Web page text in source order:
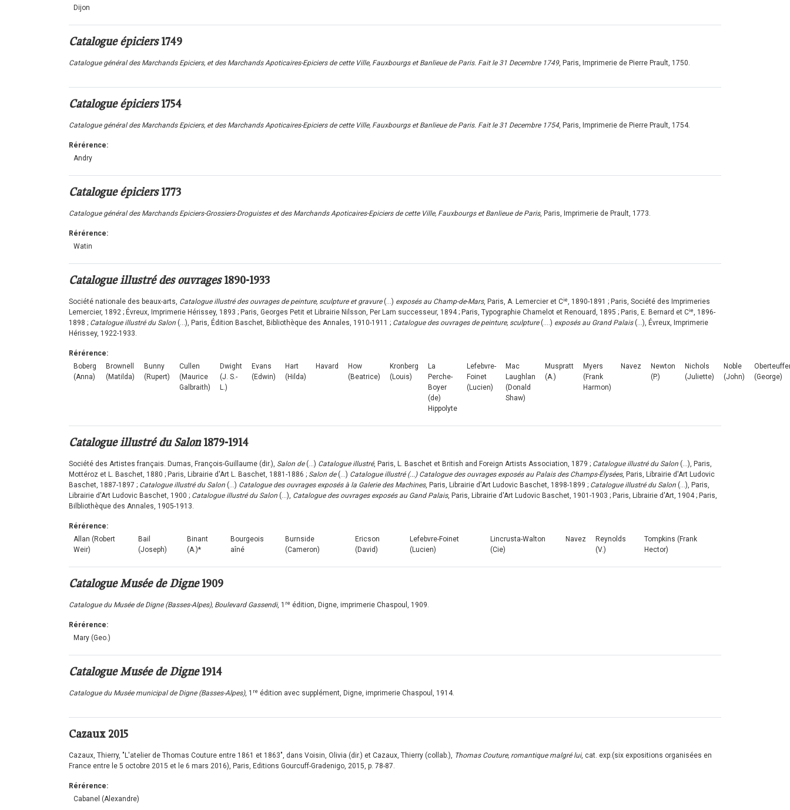
Dijon
Catalogue épiciers1749
Catalogue général des Marchands Epiciers, et des Marchands Apoticaires-Epiciers de cette Ville, Fauxbourgs et Banlieue de Paris. Fait le 31 Decembre 1749, Paris, Imprimerie de Pierre Prault, 1750.
Catalogue épiciers1754
Catalogue général des Marchands Epiciers, et des Marchands Apoticaires-Epiciers de cette Ville, Fauxbourgs et Banlieue de Paris. Fait le 31 Decembre 1754, Paris, Imprimerie de Pierre Prault, 1754.
Rérérence:
Andry
Catalogue épiciers1773
Catalogue général des Marchands Epiciers-Grossiers-Droguistes et des Marchands Apoticaires-Epiciers de cette Ville, Fauxbourgs et Banlieue de Paris, Paris, Imprimerie de Prault, 1773.
Rérérence:
Watin
Catalogue illustré des ouvrages1890-1933
Société nationale des beaux-arts, Catalogue illustré des ouvrages de peinture, sculpture et gravure (...) exposés au Champ-de-Mars, Paris, A. Lemercier et Cie, 1890-1891 ; Paris, Société des Imprimeries
Lemercier, 1892 ; Évreux, Imprimerie Hérissey, 1893 ; Paris, Georges Petit et Librairie Nilsson, Per Lam successeur, 1894 ; Paris, Typographie Chamelot et Renouard, 1895 ; Paris, E. Bernard et Cie, 1896-
1898 ; Catalogue illustré du Salon (...), Paris, Édition Baschet, Bibliothèque des Annales, 1910-1911 ; Catalogue des ouvrages de peinture, sculpture(....) exposés au Grand Palais(...), Évreux, Imprimerie
Hérissey, 1922-1933.
Rérérence:
Boberg
(Anna)
Brownell
(Matilda)
Bunny
(Rupert)
Cullen
(Maurice
Galbraith)
Dwight
(J. S.-
L.)
Evans
(Edwin)
Hart
(Hilda)
Havard
How
(Beatrice)
Kronberg
(Louis)
La
Perche-
Boyer
(de)
Hippolyte
Lefebvre-
Foinet
(Lucien)
Mac
Laughlan
(Donald
Shaw)
Muspratt
(A.)
Myers
(Frank
Harmon)
Navez
Newton
(P.)
Nichols
(Juliette)
Noble
(John)
(George)
Catalogue illustré du Salon1879-1914
Société des Artistes français. Dumas, François-Guillaume (dir.), Salon de(...) Catalogue illustré, Paris, L. Baschet et British and Foreign Artists Association, 1879 ; Catalogue illustré du Salon (...), Paris,
Mottéroz et L. Baschet, 1880 ; Paris, Librairie d'Art L. Baschet, 1881-1886 ; Salon de(...) Catalogue illustré (...) Catalogue des ouvrages exposés au Palais des Champs-Élysées, Paris, Librairie d'Art Ludovic
Baschet, 1887-1897 ; Catalogue illustré du Salon (...) Catalogue des ouvrages exposés à la Galerie des Machines, Paris, Librairie d'Art Ludovic Baschet, 1898-1899 ; Catalogue illustré du Salon (...), Paris,
Librairie d'Art Ludovic Baschet, 1900 ; Catalogue illustré du Salon (...), Catalogue des ouvrages exposés au Gand Palais, Paris, Librairie d'Art Ludovic Baschet, 1901-1903 ; Paris, Librairie d'Art, 1904 ; Paris,
Bilbliothèque des Annales, 1905-1913.
Rérérence:
Allan (Robert
Weir)
Bail
(Joseph)
Binant
(A.)*
Bourgeois
aîné
Burnside
(Cameron)
Ericson
(David)
Lefebvre-Foinet
(Lucien)
Lincrusta-Walton
(Cie)
Navez
Reynolds
(V.)
Tompkins (Frank
Hector)
Catalogue Musée de Digne1909
Catalogue du Musée de Digne (Basses-Alpes), Boulevard Gassendi, 1 re édition, Digne, imprimerie Chaspoul, 1909.
Rérérence:
Mary (Geo.)
Catalogue Musée de Digne1914
Catalogue du Musée municipal de Digne (Basses-Alpes), 1 re édition avec supplément, Digne, imprimerie Chaspoul, 1914.
Cazaux2015
Cazaux, Thierry, "L'atelier de Thomas Couture entre 1861 et 1863", dans Voisin, Olivia (dir.) et Cazaux, Thierry (collab.), Thomas Couture, romantique malgré lui, cat. exp.(six expositions organisées en
France entre le 5 octobre 2015 et le 6 mars 2016), Paris, Editions Gourcuff-Gradenigo, 2015, p. 78-87.
Rérérence:
Cabanel (Alexandre)